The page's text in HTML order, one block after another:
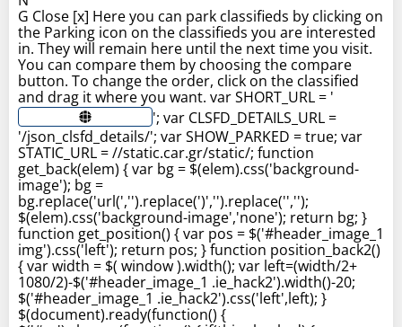
G Close [x] Here you can park classifieds by clicking on
the Parking icon on the classifieds you are interested
in. They will remain here until the next time you visit.
You can compare them by choosing the compare
button. To change the order, click on the classified
and drag it where you want. var SHORT_URL = '
'; var CLSFD_DETAILS_URL =
'/json_clsfd_details/'; var SHOW_PARKED = true; var
STATIC_URL = //static.car.gr/static/; function
get_back(elem) { var bg = $(elem).css('background-
image'); bg =
bg.replace('url(','').replace(')','').replace('','');
$(elem).css('background-image','none'); return bg; }
function get_position() { var pos = $('#header_image_1
img').css('left'); return pos; } function position_back2()
{ var width = $( window ).width(); var left=(width/2+
1080/2)-$('#header_image_1 .ie_hack2').width()-20;
$('#header_image_1 .ie_hack2').css('left',left); }
$(document).ready(function() {